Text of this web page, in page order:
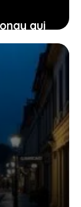
qui